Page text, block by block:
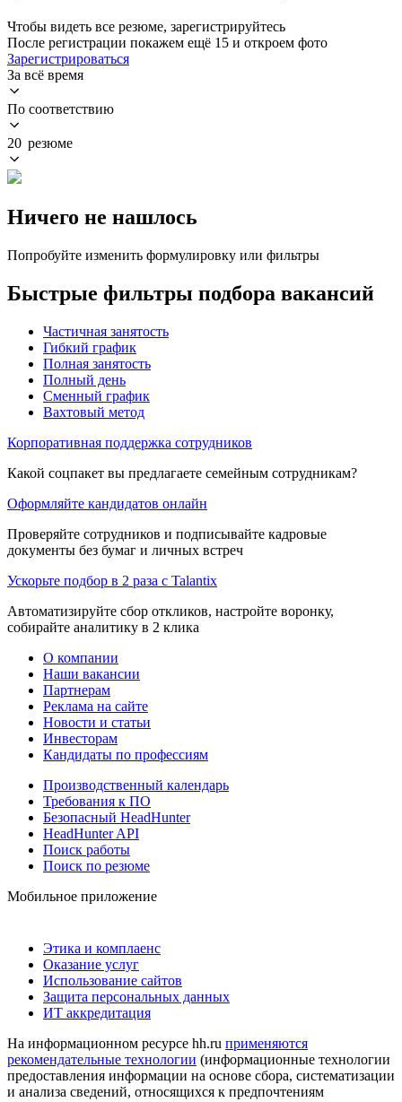
Чтобы видеть все резюме, зарегистрируйтесь
После регистрации покажем ещё 15 и откроем фото
Зарегистрироваться
За всё время
По соответствию
20 резюме
Ничего не нашлось
Попробуйте изменить формулировку или фильтры
Быстрые фильтры подбора вакансий
Частичная занятость
Гибкий график
Полная занятость
Полный день
Сменный график
Вахтовый метод
Корпоративная поддержка сотрудников
Какой соцпакет вы предлагаете семейным сотрудникам?
Оформляйте кандидатов онлайн
Проверяйте сотрудников и подписывайте кадровые
документы без бумаг и личных встреч
Ускорьте подбор в 2 раза с Talantix
Автоматизируйте сбор откликов, настройте воронку,
собирайте аналитику в 2 клика
О компании
Наши вакансии
Партнерам
Реклама на сайте
Новости и статьи
Инвесторам
Кандидаты по профессиям
Производственный календарь
Требования к ПО
Безопасный HeadHunter
HeadHunter API
Поиск работы
Поиск по резюме
Мобильное приложение
Этика и комплаенс
Оказание услуг
Использование сайтов
Защита персональных данных
ИТ аккредитация
На информационном ресурсе hh.ru применяются
рекомендательные технологии (информационные технологии
предоставления информации на основе сбора, систематизации
и анализа сведений, относящихся к предпочтениям